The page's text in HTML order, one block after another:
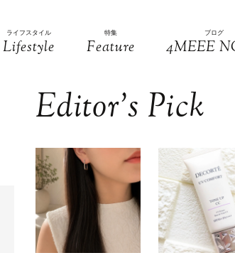
ライフスタイル
Lifestyle
特集
Feature
ブログ
4MEEE
Editor’s Pick